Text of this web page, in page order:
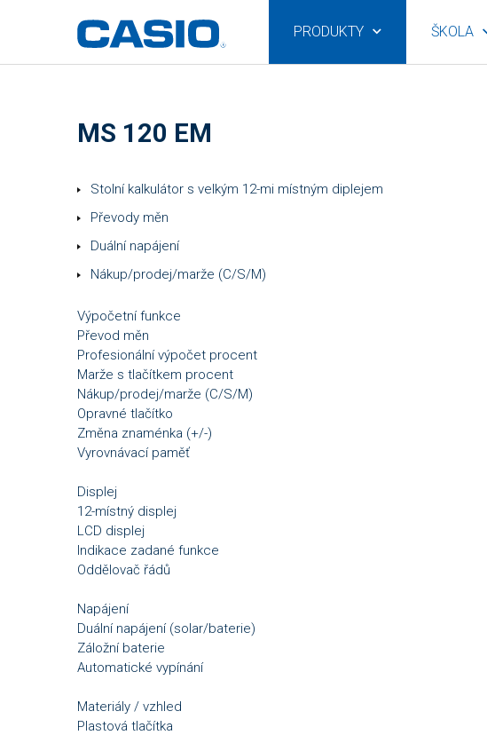
PRODUKTY ŠKOLA
MS 120 EM
Stolní kalkulátor s velkým 12-mi místným diplejem
Převody měn
Duální napájení
Nákup/prodej/marže (C/S/M)
Výpočetní funkce
Převod měn
Profesionální výpočet procent
Marže s tlačítkem procent
Nákup/prodej/marže (C/S/M)
Opravné tlačítko
Změna znaménka (+/-)
Vyrovnávací paměť
Displej
12-místný displej
LCD displej
Indikace zadané funkce
Oddělovač řádů
Napájení
Duální napájení (solar/baterie)
Záložní baterie
Automatické vypínání
Materiály / vzhled
Plastová tlačítka